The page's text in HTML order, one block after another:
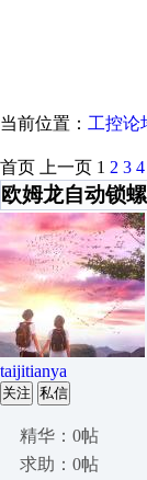
当前位置： 工控论
首页 上一页 1 2 3 4
欧姆龙自动锁
taijitianya
关注 私信
精华：0帖
求助：0帖